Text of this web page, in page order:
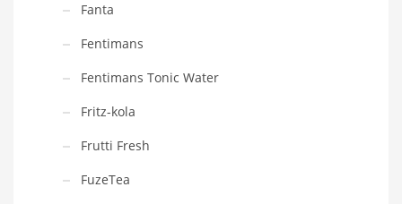
Fanta
Fentimans
Fentimans Tonic Water
Fritz-kola
Frutti Fresh
FuzeTea